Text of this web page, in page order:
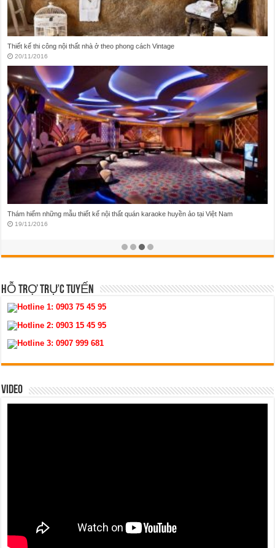
Điểm danh các nhà thiết kế nội thất nổi tiếng thế giới
17/11/2016
Những mẫu thiết kế thi công nội thất biệt thự đẳng cấp Châu Âu
16/11/2016
HỖ TRỢ TRỰC TUYẾN
Hotline 1:0903 75 45 95
Hotline 2:0903 15 45 95
Hotline 3:0907 999 681
VIDEO